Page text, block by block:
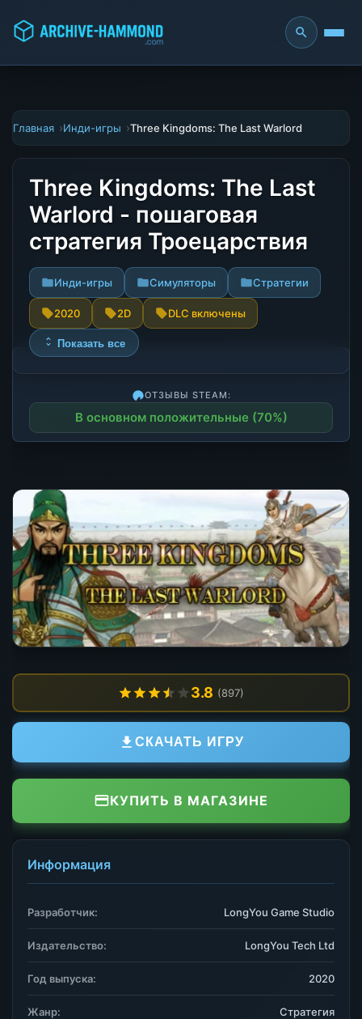
Главная Инди-игры Three Kingdoms: The Last Warlord
Three Kingdoms: The Last
Warlord - пошаговая
стратегия Троецарствия
Инди-игры Симуляторы Стратегии
2020 2D DLC включены
Показать все
ОТЗЫВЫ STEAM:
В основном положительные (70%)
3.8 (897)
СКАЧАТЬ ИГРУ
КУПИТЬ В МАГАЗИНЕ
Информация
Разработчик: LongYou Game Studio
Издательство: LongYou Tech Ltd
Год выпуска: 2020
Жанр: Стратегия